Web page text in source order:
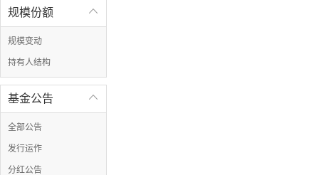

规模份额
规模变动
持有人结构

基金公告
全部公告
发行运作
分红公告